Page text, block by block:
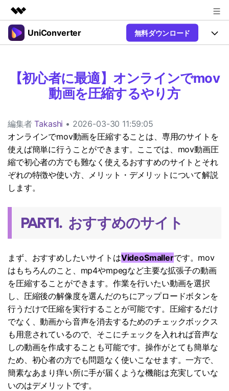
製品
ユーティリティ
概要
ソリューション
企業情報
サポート
UniConverter 無料ダウンロード
UniConverter-動画変換ソフト
UniConverter Mac版
機能
音声ファイルや動画ファイルを正
確かつ便利にテキストに変換
New
動画変換
【簡単】複数の動画ファイルを
Hot
AI 機能
オンライン動画圧縮ツール
動画・画像の無料圧縮
Ver17へアップグレード
使い方&コツ
操作ガイド
特集ページ
動作環境
バージョン履歴
search
【初心者に最適】オンラインでmov
動画を圧縮するやり方
編集者Takashi • 2026-03-30 11:59:05
オンラインでmov動画を圧縮することは、専用のサイトを
使えば簡単に行うことができます。ここでは、mov動画圧
縮で初心者の方でも難なく使えるおすすめのサイトとそれ
ぞれの特徴や使い方、メリット・デメリットについて解説
します。
PART1. おすすめのサイト
まず、おすすめしたいサイトはVideoSmallerです。mov
はもちろんのこと、mp4やmpegなど主要な拡張子の動画
を圧縮することができます。作業を行いたい動画を選択
し、圧縮後の解像度を選んだのちにアップロードボタンを
行うだけで圧縮を実行することが可能です。圧縮するだけ
でなく、動画から音声を消去するためのチェックボックス
も用意されているので、そこにチェックを入れれば音声な
しの動画を作成することも可能です。操作がとても簡単な
ため、初心者の方でも問題なく使いこなせます。一方で、
簡素なあまり痒い所に手が届くような機能は充実していな
いのはデメリットです。